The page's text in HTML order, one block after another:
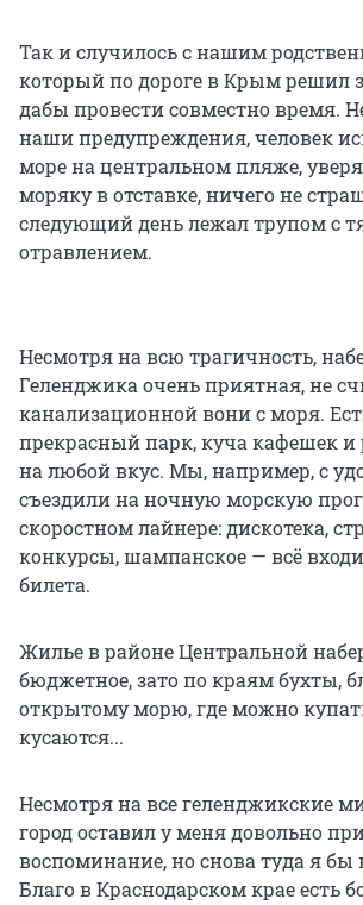
Так и случилось с нашим
который по дороге в Крым решил
дабы провести совместно время.
наши предупреждения, человек
море на центральном пляже,
моряку в отставке, ничего не
следующий день лежал трупом с
отравлением.
Несмотря на всю трагичность,
Геленджика очень приятная, не
канализационной вони с моря.
прекрасный парк, куча кафешек и
на любой вкус. Мы, например, с
съездили на ночную морскую
скоростном лайнере: дискотека,
конкурсы, шампанское — всё
билета.
Жилье в районе Центральной
бюджетное, зато по краям бухты,
открытому морю, где можно
кусаются...
Несмотря на все геленджикские
город оставил у меня довольно
воспоминание, но снова туда я бы
Благо в Краснодарском крае есть